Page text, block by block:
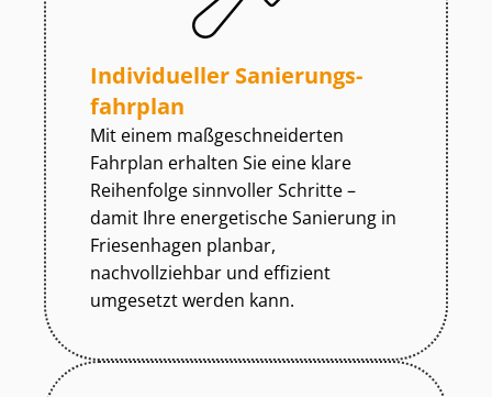
Individueller Sa­nie­rungs­
fahr­plan
Mit einem maß­ge­schnei­der­ten
Fahrplan erhalten Sie eine klare
Reihenfolge sinnvoller Schritte –
damit Ihre energetische Sanierung in
Friesenhagen planbar,
nachvollziehbar und effizient
umgesetzt werden kann.